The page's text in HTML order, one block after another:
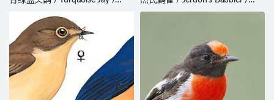
Chrysomma altirostre